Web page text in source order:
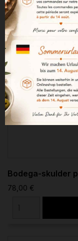
Bodega-skulder
78,00 €